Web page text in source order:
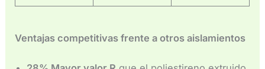
Ventajas competitivas frente a otros aislamientos